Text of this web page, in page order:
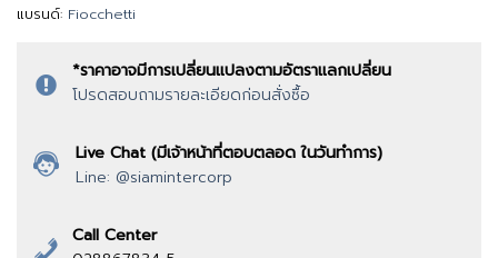
แบรนด์: Fiocchetti
*ราคาอาจมีการเปลี่ยนแปลงตามอัตราแลกเปลี่ยน
โปรดสอบถามรายละเอียดก่อนสั่งซื้อ
Live Chat (มีเจ้าหน้าที่ตอบตลอด ในวันทำการ)
Line: @siamintercorp
Call Center